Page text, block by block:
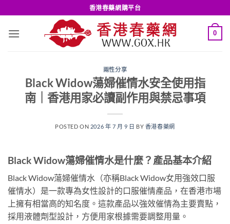
to
content
香港春藥網購平台
0
兩性分享
Black Widow蕩婦催情水安全使用指
南｜香港用家必讀副作用與禁忌事項
POSTED ON 2026 年 7 月 9 日 BY 香港春藥網
Black Widow蕩婦催情水是什麼？產品基本介紹
Black Widow蕩婦催情水（亦稱Black Widow女用強效口服
催情水）是一款專為女性設計的口服催情產品，在香港市場
上擁有相當高的知名度。這款產品以強效催情為主要賣點，
採用液體劑型設計，方便用家根據需要調整用量。